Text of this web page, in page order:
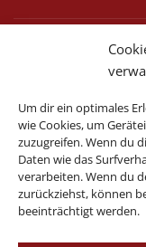
Um dir ein optimales
wie Cookies, um
zuzugreifen. Wenn du
Daten wie das
verarbeiten. Wenn du
zurückziehst, können
beeinträchtigt werden.
+49 (0) 5932
+49 (0) 5932
E-Mail: